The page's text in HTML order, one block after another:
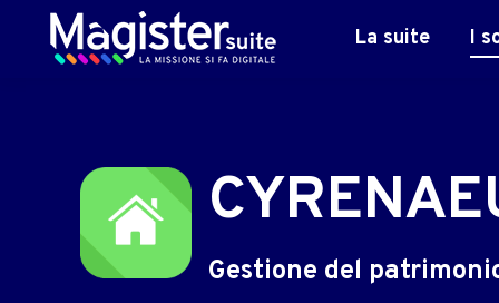
La suite I
Gestione del